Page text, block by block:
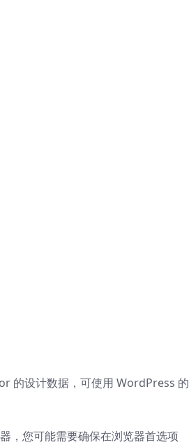
的设计数据，可使用 WordPress 的
，您可能需要确保在浏览器首选项